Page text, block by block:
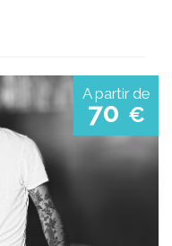
A partir de
70 €